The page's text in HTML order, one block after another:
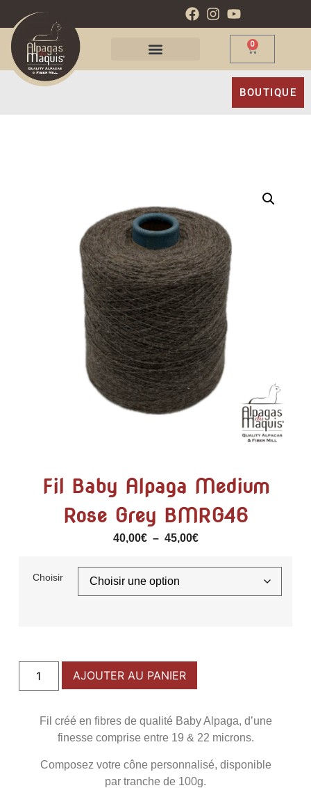
0
BOUTIQUE
Fil Baby Alpaga Medium
Rose Grey BMRG46
40,00€ – 45,00€
Choisir
AJOUTER AU PANIER
Fil créé en fibres de qualité Baby Alpaga, d’une
finesse comprise entre 19 & 22 microns.
Composez votre cône personnalisé, disponible
par tranche de 100g.